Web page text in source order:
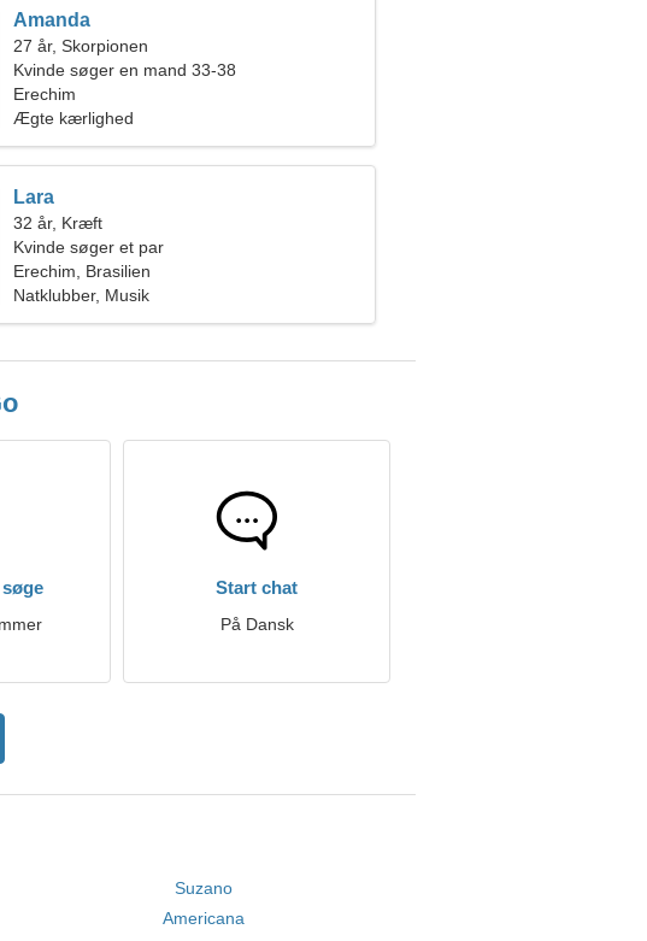
Amanda
27 år, Skorpionen
Kvinde søger en mand 33-38
Erechim
Ægte kærlighed
Lara
32 år, Kræft
Kvinde søger et par
Erechim, Brasilien
Natklubber, Musik
Start chat
På Dansk
Suzano
Americana